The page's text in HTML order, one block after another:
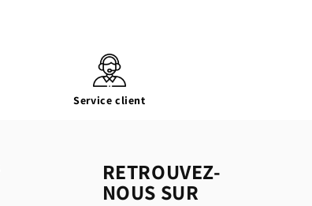
Service client
RETROUVEZ-
NOUS SUR